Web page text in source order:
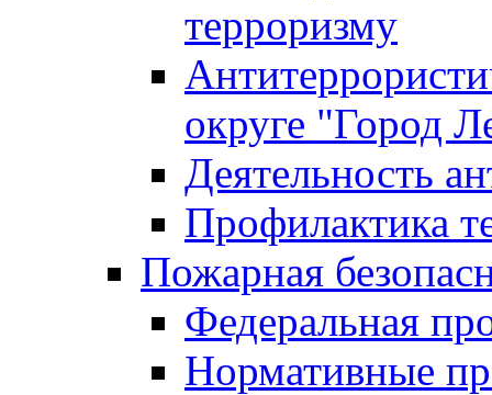
терроризму
округе "Город
Деятельность
Профилактика
Пожарная
Федеральная
Нормативные